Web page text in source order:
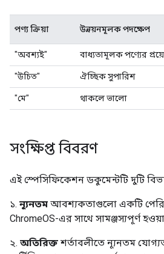
পণ্য ক্রিয়া উন্নয়নমূলক পদক্ষেপ
"অবশ্যই" বাধ্যতামূলক পণ্যের
"উচিত" ঐচ্ছিক সুপারিশ
"মে" থাকলে ভালো
সংক্ষিপ্ত বিবরণ
এই স্পেসিফিকেশন ডকুমেন্টটি দুটি
১. ন্যূনতম আবশ্যকতাগুলো একটি
ChromeOS-এর সাথে সামঞ্জস্যপূর্ণ
২. অতিরিক্তশর্তাবলীতে ন্যূনতম